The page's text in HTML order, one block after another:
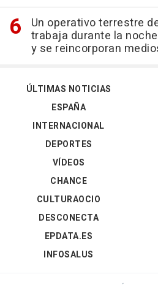
Un operativo terrestre
trabaja durante la
y se reincorporan
ÚLTIMAS NOTICIAS
ESPAÑA
INTERNACIONAL
DEPORTES
VÍDEOS
CHANCE
CULTURAOCIO
DESCONECTA
EPDATA.ES
INFOSALUS